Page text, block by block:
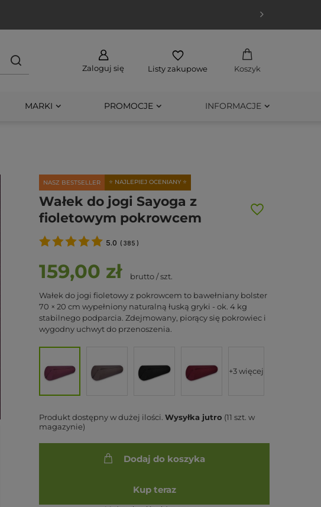
Zaloguj się Listy zakupowe Koszyk
MARKI PROMOCJE INFORMACJE
NASZ BESTSELLER ⭐ NAJLEPIEJ OCENIANY ⭐
Wałek do jogi Sayoga z
fioletowym pokrowcem
5.0 ( 385 )
159,00 zł brutto/szt.
Wałek do jogi fioletowy z pokrowcem to bawełniany bolster
70 × 20 cm wypełniony naturalną łuską gryki - ok. 4 kg
stabilnego podparcia. Zdejmowany, piorący się pokrowiec i
wygodny uchwyt do przenoszenia.
+3 więcej
Produkt dostępny w dużej ilości Wysyłka jutro (11 szt. w
magazynie)
Dodaj do koszyka
Kup teraz